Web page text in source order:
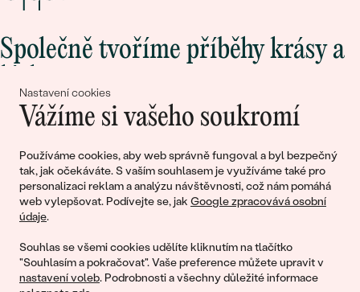
Nastavení cookies
Vážíme si vašeho soukromí
Používáme cookies, aby web správně fungoval a byl bezpečný
tak, jak očekáváte. S vaším souhlasem je využíváme také pro
personalizaci reklam a analýzu návštěvnosti, což nám pomáhá
web vylepšovat. Podívejte se, jak Google zpracovává osobní
údaje.
Souhlas se všemi cookies udělíte kliknutím na tlačítko
"Souhlasím a pokračovat". Vaše preference můžete upravit v
nastavení voleb. Podrobnosti a všechny důležité informace
Společně tvoříme příběhy krásy a
Připojte se k nám!
© 2011 - 2026, Eppi.cz